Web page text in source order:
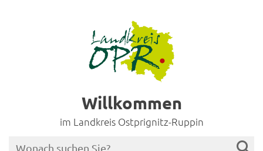
Willkommen
im Landkreis Ostprignitz-Ruppin